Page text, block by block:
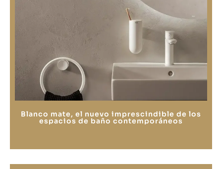
Blanco mate, el nuevo imprescindible de los
espacios de baño contemporáneos